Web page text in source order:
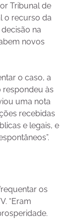
Tribunal de
o recurso da
na
novos
o caso, a
respondeu às
uma nota
recebidas
e legais, e
os
“Eram